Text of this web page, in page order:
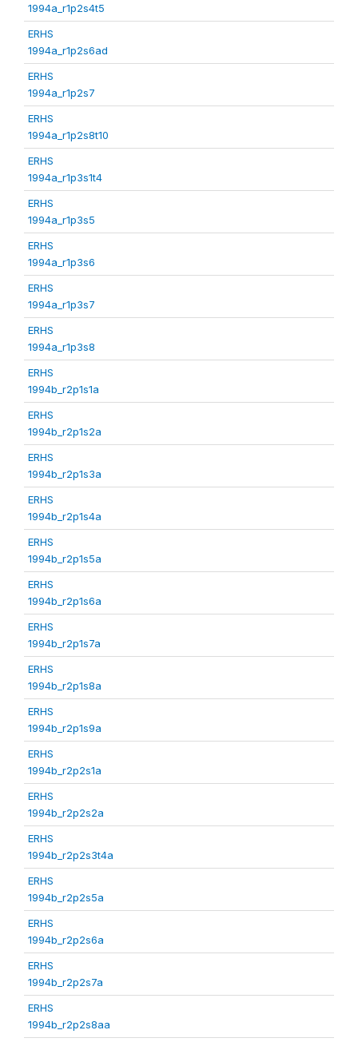
1994a_r1p2s4t5
ERHS
1994a_r1p2s6ad
ERHS
1994a_r1p2s7
ERHS
1994a_r1p2s8t10
ERHS
1994a_r1p3s1t4
ERHS
1994a_r1p3s5
ERHS
1994a_r1p3s6
ERHS
1994a_r1p3s7
ERHS
1994a_r1p3s8
ERHS
1994b_r2p1s1a
ERHS
1994b_r2p1s2a
ERHS
1994b_r2p1s3a
ERHS
1994b_r2p1s4a
ERHS
1994b_r2p1s5a
ERHS
1994b_r2p1s6a
ERHS
1994b_r2p1s7a
ERHS
1994b_r2p1s8a
ERHS
1994b_r2p1s9a
ERHS
1994b_r2p2s1a
ERHS
1994b_r2p2s2a
ERHS
1994b_r2p2s3t4a
ERHS
1994b_r2p2s5a
ERHS
1994b_r2p2s6a
ERHS
1994b_r2p2s7a
ERHS
1994b_r2p2s8aa